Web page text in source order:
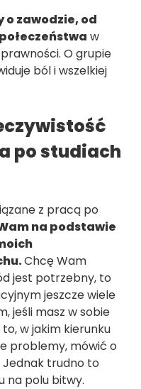
o zawodzie, od
w
O grupie
ból i wszelkiej
po studiach
z pracą po
na podstawie
Chcę Wam
jest potrzebny, to
jeszcze wiele
jeśli masz w sobie
w jakim kierunku
problemy, mówić o
Jednak trudno to
na polu bitwy.